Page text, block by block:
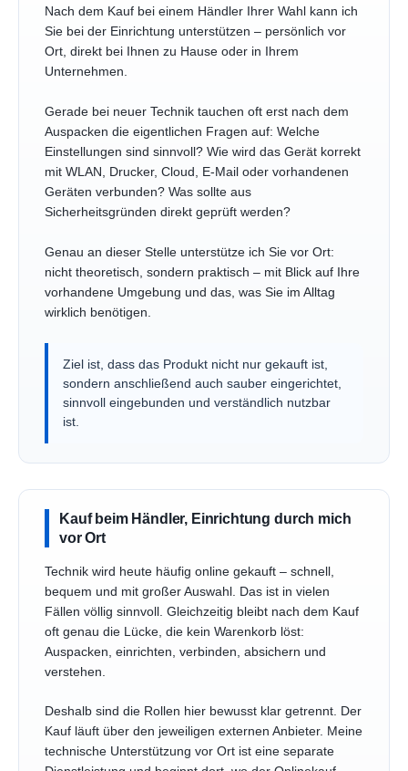
Nach dem Kauf bei einem Händler Ihrer Wahl kann ich
Sie bei der Einrichtung unterstützen – persönlich vor
Ort, direkt bei Ihnen zu Hause oder in Ihrem
Unternehmen.
Gerade bei neuer Technik tauchen oft erst nach dem
Auspacken die eigentlichen Fragen auf: Welche
Einstellungen sind sinnvoll? Wie wird das Gerät korrekt
mit WLAN, Drucker, Cloud, E-Mail oder vorhandenen
Geräten verbunden? Was sollte aus
Sicherheitsgründen direkt geprüft werden?
Genau an dieser Stelle unterstütze ich Sie vor Ort:
nicht theoretisch, sondern praktisch – mit Blick auf Ihre
vorhandene Umgebung und das, was Sie im Alltag
wirklich benötigen.
Ziel ist, dass das Produkt nicht nur gekauft ist,
sondern anschließend auch sauber eingerichtet,
sinnvoll eingebunden und verständlich nutzbar
ist.
Kauf beim Händler, Einrichtung durch mich
vor Ort
Technik wird heute häufig online gekauft – schnell,
bequem und mit großer Auswahl. Das ist in vielen
Fällen völlig sinnvoll. Gleichzeitig bleibt nach dem Kauf
oft genau die Lücke, die kein Warenkorb löst:
Auspacken, einrichten, verbinden, absichern und
verstehen.
Deshalb sind die Rollen hier bewusst klar getrennt. Der
Kauf läuft über den jeweiligen externen Anbieter. Meine
technische Unterstützung vor Ort ist eine separate